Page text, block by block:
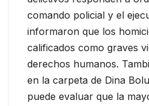
comando policial y el
informaron que los
calificados como graves
derechos humanos.
en la carpeta de Dina
puede evaluar que la